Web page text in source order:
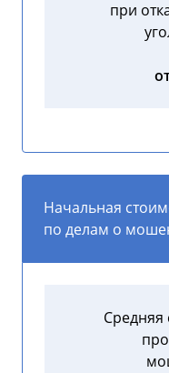
при
Начальная
по делам о
Средняя